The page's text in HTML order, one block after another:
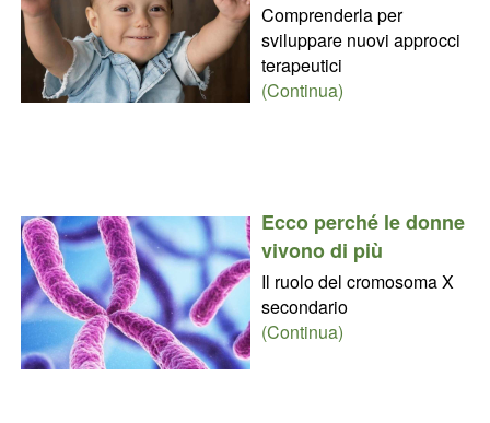
Comprenderla per
sviluppare nuovi approcci
terapeutici
(Continua)
Ecco perché le donne
vivono di più
Il ruolo del cromosoma X
secondario
(Continua)